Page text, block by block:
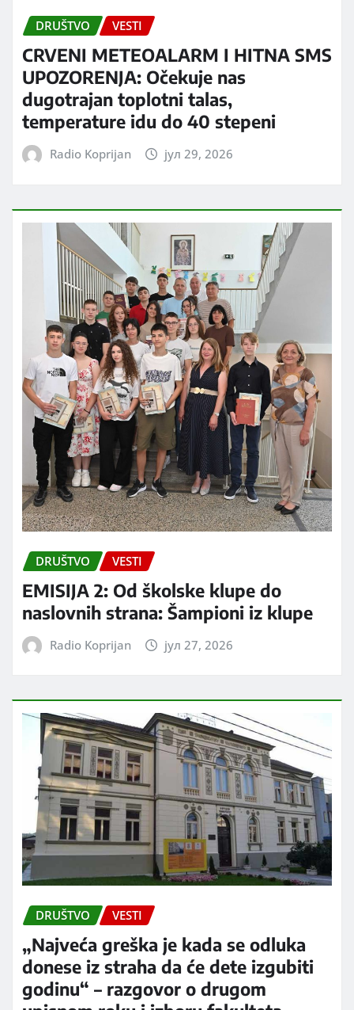
DRUŠTVO VESTI
CRVENI METEOALARM I HITNA SMS
UPOZORENJA: Očekuje nas
dugotrajan toplotni talas,
temperature idu do 40 stepeni
Radio Koprijan јул 29, 2026
DRUŠTVO VESTI
EMISIJA 2: Od školske klupe do
naslovnih strana: Šampioni iz klupe
Radio Koprijan јул 27, 2026
DRUŠTVO VESTI
„Najveća greška je kada se odluka
donese iz straha da će dete izgubiti
godinu“ – razgovor o drugom